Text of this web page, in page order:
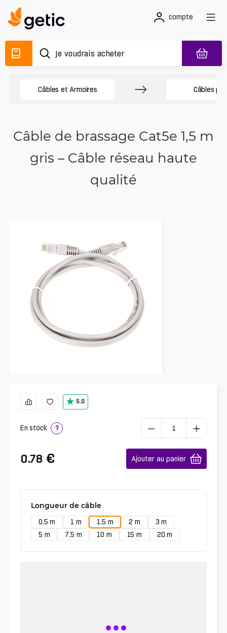
compte
Câbles et Armoires Câbles
Câble de brassage Cat5e 1,5 m
gris – Câble réseau haute
qualité
5.0
En stock ?
0.78 € Ajouter au panier
Longueur de câble
0.5 m 1 m 1.5 m 2 m
3 m
5 m
7.5 m 10 m 15 m 20 m